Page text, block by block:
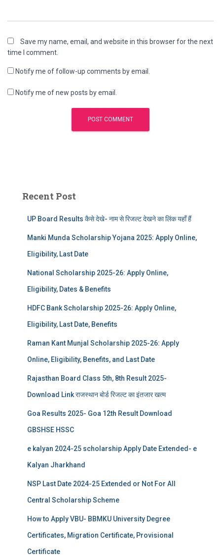
Save my name, email, and website in this browser for the next
time I comment.
Notify me of follow-up comments by email.
Notify me of new posts by email.
Recent Post
UP Board Results कैसे देखे- नाम से रिजल्ट देखने का लिंक यहाँ हैं
Manki Munda Scholarship Yojana 2025: Apply Online,
Eligibility, Last Date
National Scholarship 2025-26: Apply Online,
Eligibility, Dates & Benefits
HDFC Bank Scholarship 2025-26: Apply Online,
Eligibility, Last Date, Benefits
Raman Kant Munjal Scholarship 2025-26: Apply
Online, Eligibility, Benefits, and Last Date
Rajasthan Board Class 5th, 8th Result 2025-
Download Link राजस्थान बोर्ड रिजल्‍ट का इंतजार खत्‍म
Goa Results 2025- Goa 12th Result Download
GBSHSE HSSC
e kalyan 2024-25 scholarship Apply Date Extended- e
Kalyan Jharkhand
NSP Last Date 2024-25 Extended or Not For All
Central Scholarship Scheme
How to Apply VBU- BBMKU University Degree
Certificates, Migration Certificate, Provisional
Certificate